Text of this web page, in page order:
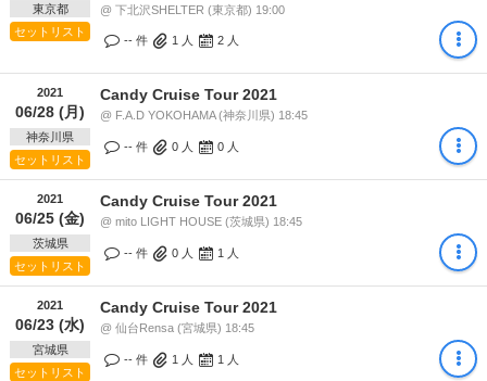
東京都
セットリスト
@ 下北沢SHELTER (東京都) 19:00
-- 件 1 人 2 人
2021
06/28 (月)
神奈川県
セットリスト
Candy Cruise Tour 2021
@ F.A.D YOKOHAMA (神奈川県) 18:45
-- 件 0 人 0 人
2021
06/25 (金)
茨城県
セットリスト
Candy Cruise Tour 2021
@ mito LIGHT HOUSE (茨城県) 18:45
-- 件 0 人 1 人
2021
06/23 (水)
宮城県
セットリスト
Candy Cruise Tour 2021
@ 仙台Rensa (宮城県) 18:45
-- 件 1 人 1 人